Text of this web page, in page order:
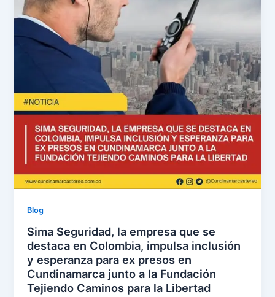
Blog
Sima Seguridad, la empresa que se
destaca en Colombia, impulsa inclusión
y esperanza para ex presos en
Cundinamarca junto a la Fundación
Tejiendo Caminos para la Libertad